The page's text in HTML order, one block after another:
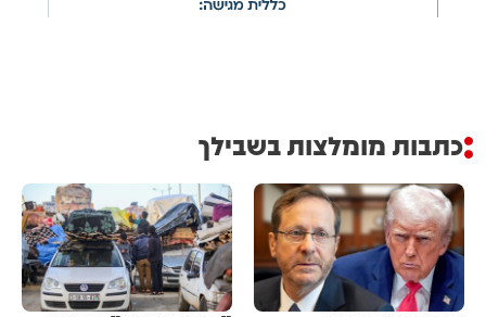
כתבות מומלצות בשבילך